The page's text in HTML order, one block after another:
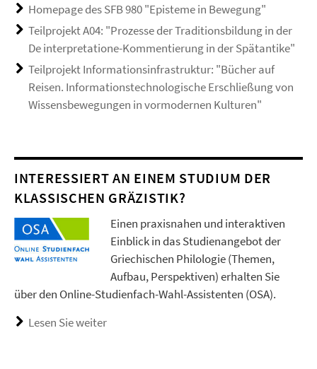
Homepage des SFB 980 "Episteme in Bewegung"
Teilprojekt A04: "Prozesse der Traditionsbildung in der
De interpretatione-Kommentierung in der Spätantike"
Teilprojekt Informationsinfrastruktur: "Bücher auf
Reisen. Informationstechnologische Erschließung von
Wissensbewegungen in vormodernen Kulturen"
INTERESSIERT AN EINEM STUDIUM DER
KLASSISCHEN GRÄZISTIK?
Einen praxisnahen und interaktiven
Einblick in das Studienangebot der
Griechischen Philologie (Themen,
Aufbau, Perspektiven) erhalten Sie
über den Online-Studienfach-Wahl-Assistenten (OSA).
Lesen Sie weiter